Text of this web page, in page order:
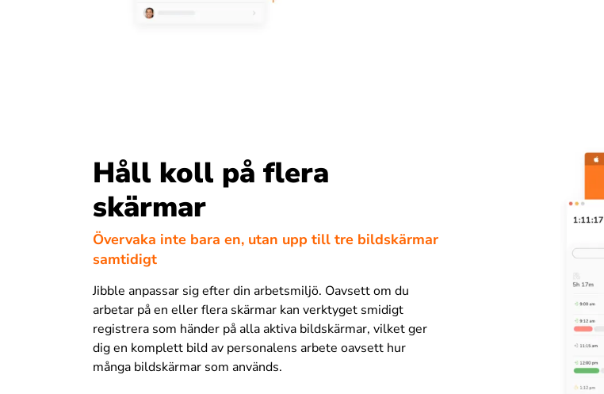
Håll koll på flera
skärmar
Övervaka inte bara en, utan upp till tre bildskärmar
samtidigt
Jibble anpassar sig efter din arbetsmiljö. Oavsett om du
arbetar på en eller flera skärmar kan verktyget smidigt
registrera som händer på alla aktiva bildskärmar, vilket ger
dig en komplett bild av personalens arbete oavsett hur
många bildskärmar som används.